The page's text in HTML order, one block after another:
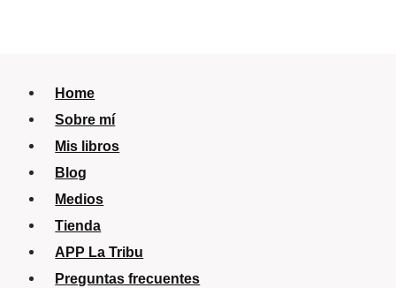
Home
Sobre mí
Mis libros
Blog
Medios
Tienda
APP La Tribu
Preguntas frecuentes